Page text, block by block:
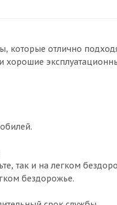
которые отлично
хорошие
так и на легком
бездорожье.